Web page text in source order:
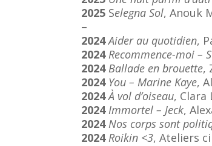
2025 Selegna Sol, Anouk
–
2024 Aider au quotidien,
2024 Recommence-moi –
2024 Ballade en brouette,
2024 You – Marine Kaye,
2024 À vol d’oiseau,
2024 Immortel – Jeck,
2024 Nos corps sont
2024 Roikin <3, Ateliers